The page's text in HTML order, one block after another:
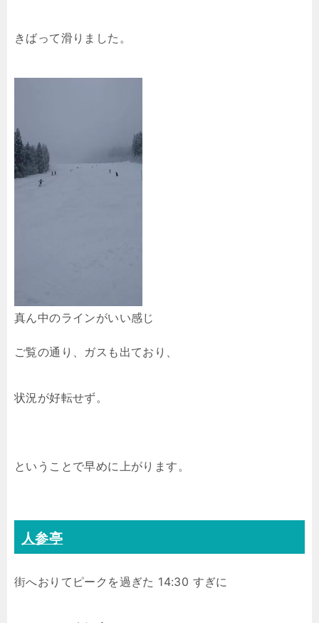
きばって滑りました。
真ん中のラインがいい感じ
ご覧の通り、ガスも出ており、
状況が好転せず。
ということで早めに上がります。
人参亭
街へおりてピークを過ぎた 14:30 すぎに